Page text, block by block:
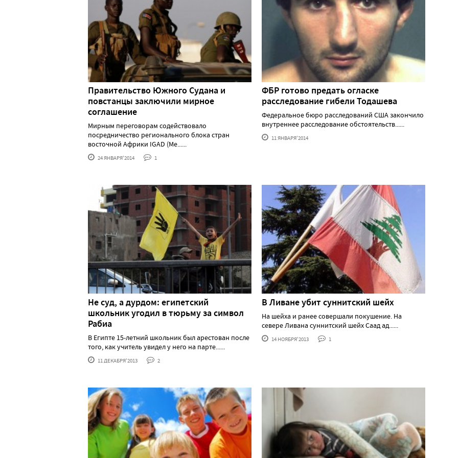
Правительство Южного Судана и
повстанцы заключили мирное
соглашение
Мирным переговорам содействовало
посредничество регионального блока стран
восточной Африки IGAD (Ме......
24 ЯНВАРЯ'2014 1
ФБР готово предать огласке
расследование гибели Тодашева
Федеральное бюро расследований США закончило
внутреннее расследование обстоятельств......
11 ЯНВАРЯ'2014
Не суд, а дурдом: египетский
школьник угодил в тюрьму за символ
Рабиа
В Египте 15-летний школьник был арестован после
того, как учитель увидел у него на парте......
11 ДЕКАБРЯ'2013 2
В Ливане убит суннитский шейх
На шейха и ранее совершали покушение. На
севере Ливана суннитский шейх Саад ад......
14 НОЯБРЯ'2013 1